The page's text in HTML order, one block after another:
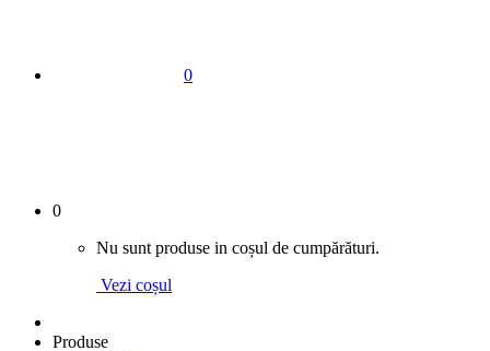
0
0
Nu sunt produse in coșul de cumpărături.
Vezi coșul
Produse